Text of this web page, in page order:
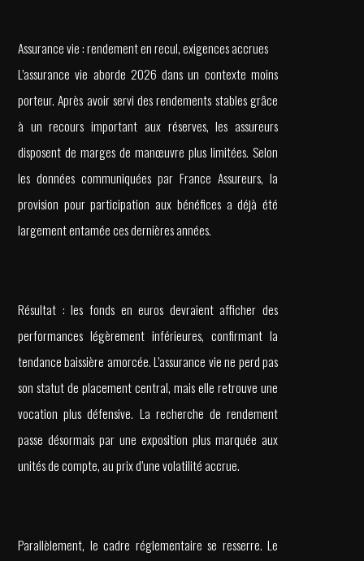
Assurance vie : rendement en recul, exigences accrues
L’assurance vie aborde 2026 dans un contexte moins
porteur. Après avoir servi des rendements stables grâce
à un recours important aux réserves, les assureurs
disposent de marges de manœuvre plus limitées. Selon
les données communiquées par France Assureurs, la
provision pour participation aux bénéfices a déjà été
largement entamée ces dernières années.
Résultat : les fonds en euros devraient afficher des
performances légèrement inférieures, confirmant la
tendance baissière amorcée. L’assurance vie ne perd pas
son statut de placement central, mais elle retrouve une
vocation plus défensive. La recherche de rendement
passe désormais par une exposition plus marquée aux
unités de compte, au prix d’une volatilité accrue.
Parallèlement, le cadre réglementaire se resserre. Le